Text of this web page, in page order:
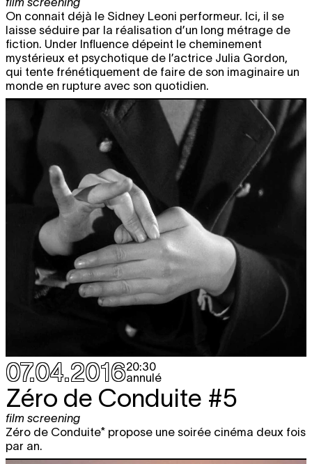
On connait déjà le Sidney Leoni performeur. Ici, il se
laisse séduire par la réalisation d’un long métrage de
fiction. Under Influence dépeint le cheminement
mystérieux et psychotique de l’actrice Julia Gordon,
qui tente frénétiquement de faire de son imaginaire un
monde en rupture avec son quotidien.
07.04.201620:30
annulé
Zéro de Conduite #5
film screening
Zéro de Conduite* propose une soirée cinéma deux fois
par an.